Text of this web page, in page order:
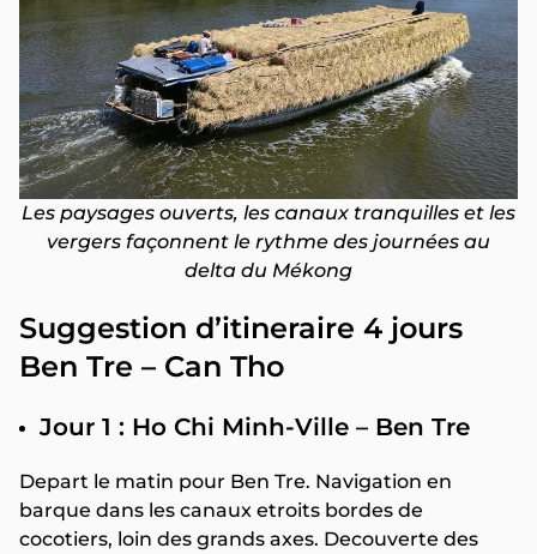
Les paysages ouverts, les canaux tranquilles et les
vergers façonnent le rythme des journées au
delta du Mékong
Suggestion d’itineraire 4 jours
Ben Tre – Can Tho
Jour 1 : Ho Chi Minh-Ville – Ben Tre
Depart le matin pour Ben Tre. Navigation en
barque dans les canaux etroits bordes de
cocotiers, loin des grands axes. Decouverte des